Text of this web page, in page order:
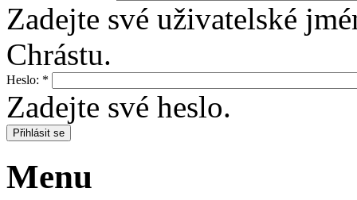
Zadejte své uživatelské
Chrástu.
Heslo: *
Zadejte své heslo.
Menu